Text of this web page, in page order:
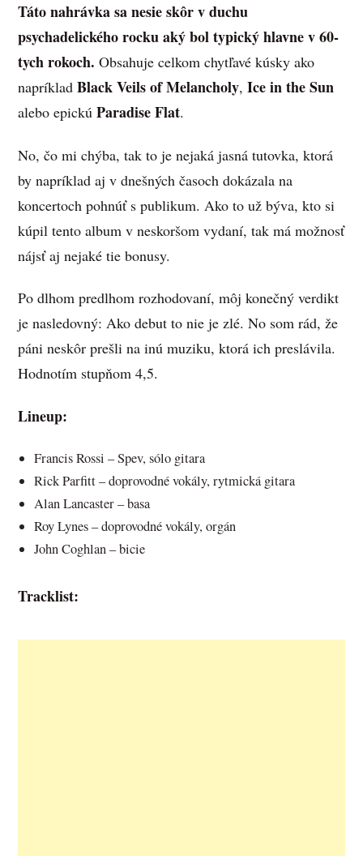
Táto nahrávka sa nesie skôr v duchu
psychadelického rocku aký bol typický hlavne v 60-
tych rokoch. Obsahuje celkom chytľavé kúsky ako
napríklad Black Veils of Melancholy, Ice in the Sun
alebo epickú Paradise Flat.
No, čo mi chýba, tak to je nejaká jasná tutovka, ktorá
by napríklad aj v dnešných časoch dokázala na
koncertoch pohnúť s publikum. Ako to už býva, kto si
kúpil tento album v neskoršom vydaní, tak má možnosť
nájsť aj nejaké tie bonusy.
Po dlhom predlhom rozhodovaní, môj konečný verdikt
je nasledovný: Ako debut to nie je zlé. No som rád, že
páni neskôr prešli na inú muziku, ktorá ich preslávila.
Hodnotím stupňom 4,5.
Lineup:
Francis Rossi – Spev, sólo gitara
Rick Parfitt – doprovodné vokály, rytmická gitara
Alan Lancaster – basa
Roy Lynes – doprovodné vokály, orgán
John Coghlan – bicie
Tracklist: